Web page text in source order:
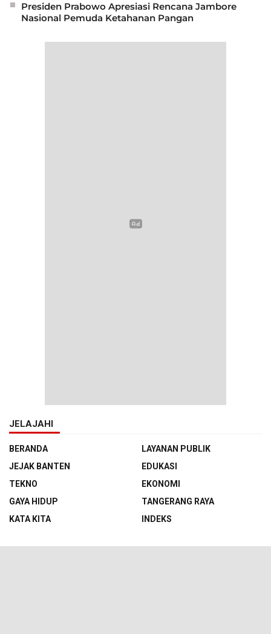
Presiden Prabowo Apresiasi Rencana Jambore
Nasional Pemuda Ketahanan Pangan
JELAJAHI
BERANDA
LAYANAN PUBLIK
JEJAK BANTEN
EDUKASI
TEKNO
EKONOMI
GAYA HIDUP
TANGERANG RAYA
KATA KITA
INDEKS